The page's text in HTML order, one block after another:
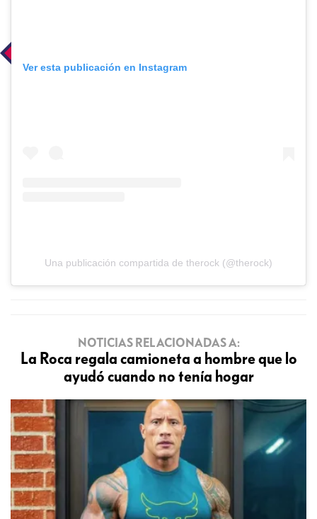
Ver esta publicación en Instagram
Una publicación compartida de therock (@therock)
NOTICIAS RELACIONADAS A:
La Roca regala camioneta a hombre que lo
ayudó cuando no tenía hogar